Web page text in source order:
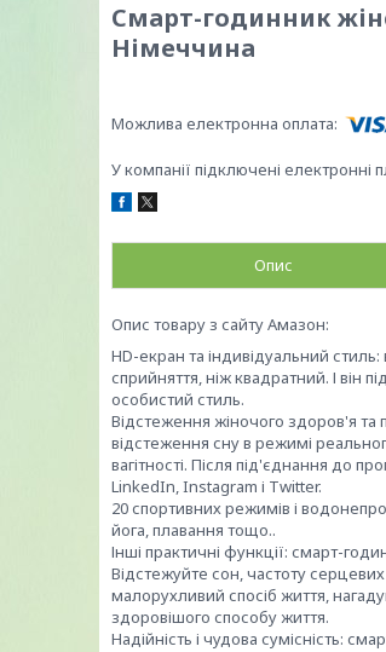
Смарт-годинник
Німеччина
У компанії підключені
Опис
Опис товару з сайту Амазон:
HD-екран та індивідуальний
сприйняття, ніж квадратний. І він
особистий стиль.
Відстеження жіночого здоров'я та
відстеження сну в режимі
вагітності. Після під'єднання до
LinkedIn, Instagram і Twitter.
20 спортивних режимів і
йога, плавання тощо..
Інші практичні функції: смарт-
Відстежуйте сон, частоту
малорухливий спосіб життя,
здоровішого способу життя.
Надійність і чудова сумісність: